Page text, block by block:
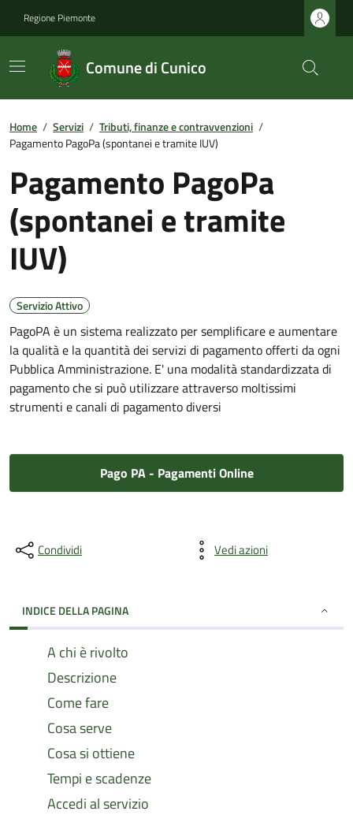
Regione Piemonte
Comune di Cunico
Home / Servizi / Tributi, finanze e contravvenzioni /
Pagamento PagoPa (spontanei e tramite IUV)
Pagamento PagoPa
(spontanei e tramite
IUV)
Servizio Attivo
PagoPA è un sistema realizzato per semplificare e aumentare
la qualità e la quantità dei servizi di pagamento offerti da ogni
Pubblica Amministrazione. E' una modalità standardizzata di
pagamento che si può utilizzare attraverso moltissimi
strumenti e canali di pagamento diversi
Pago PA - Pagamenti Online
Condividi Vedi azioni
INDICE DELLA PAGINA
A chi è rivolto
Descrizione
Come fare
Cosa serve
Cosa si ottiene
Tempi e scadenze
Accedi al servizio